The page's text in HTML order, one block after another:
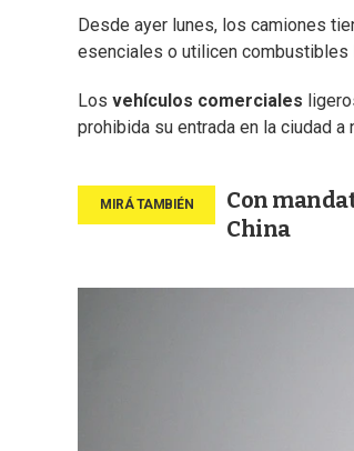
Desde ayer lunes, los camiones
esenciales o utilicen combustibles
Los vehículos comerciales
prohibida su entrada en la ciudad
Con
China